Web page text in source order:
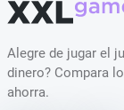
Alegre de jugar el
dinero? Compara
ahorra.